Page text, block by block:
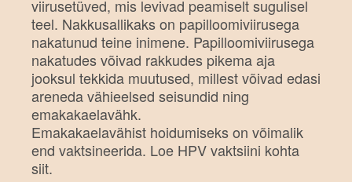
viirusetüved, mis levivad peamiselt sugulisel
teel. Nakkusallikaks on papilloomiviirusega
nakatunud teine inimene. Papilloomiviirusega
nakatudes võivad rakkudes pikema aja
jooksul tekkida muutused, millest võivad edasi
areneda vähieelsed seisundid ning
emakakaelavähk.
Emakakaelavähist hoidumiseks on võimalik
end vaktsineerida. Loe HPV vaktsiini kohta
siit.